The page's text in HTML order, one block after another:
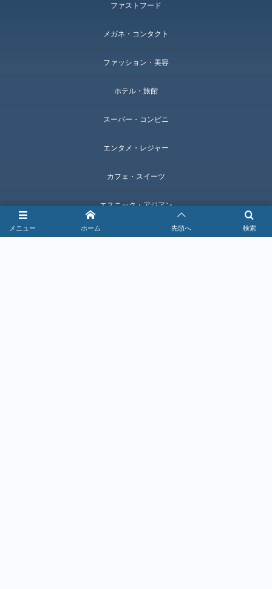
メニュー 検索
ホーム 先頭へ
ファストフード
メガネ・コンタクト
ファッション・美容
ホテル・旅館
スーパー・コンビニ
エンタメ・レジャー
カフェ・スイーツ
エスニック・アジアン